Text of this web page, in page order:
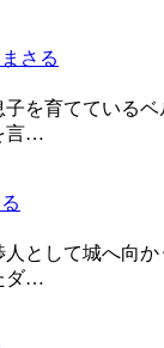
さる
を育てている
言…
として城へ向
ダ…